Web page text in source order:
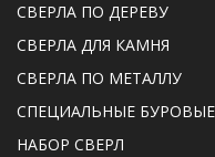
СВЕРЛА ПО ДЕРЕВУ
СВЕРЛА ДЛЯ КАМНЯ
СВЕРЛА ПО МЕТАЛЛУ
СПЕЦИАЛЬНЫЕ
НАБОР СВЕРЛ